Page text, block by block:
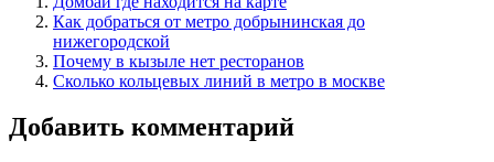
Как добраться от метро добрынинская до
нижегородской
Почему в кызыле нет ресторанов
Сколько кольцевых линий в метро в москве
Добавить комментарий